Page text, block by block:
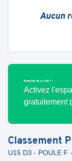
Aucun
Bénévole de ce club ?
Activez
gratuitement
Classement
U15 D3 - POULE F